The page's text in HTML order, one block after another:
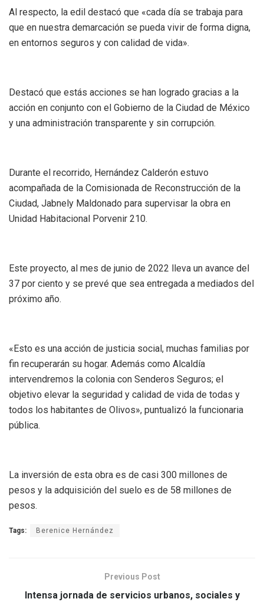
Al respecto, la edil destacó que «cada día se trabaja para
que en nuestra demarcación se pueda vivir de forma digna,
en entornos seguros y con calidad de vida».
Destacó que estás acciones se han logrado gracias a la
acción en conjunto con el Gobierno de la Ciudad de México
y una administración transparente y sin corrupción.
Durante el recorrido, Hernández Calderón estuvo
acompañada de la Comisionada de Reconstrucción de la
Ciudad, Jabnely Maldonado para supervisar la obra en
Unidad Habitacional Porvenir 210.
Este proyecto, al mes de junio de 2022 lleva un avance del
37 por ciento y se prevé que sea entregada a mediados del
próximo año.
«Esto es una acción de justicia social, muchas familias por
fin recuperarán su hogar. Además como Alcaldía
intervendremos la colonia con Senderos Seguros; el
objetivo elevar la seguridad y calidad de vida de todas y
todos los habitantes de Olivos», puntualizó la funcionaria
pública.
La inversión de esta obra es de casi 300 millones de
pesos y la adquisición del suelo es de 58 millones de
pesos.
Tags: Berenice Hernández
Previous Post
Intensa jornada de servicios urbanos, sociales y